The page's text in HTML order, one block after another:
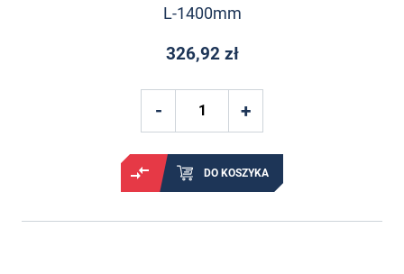
L-1400mm
326,92 zł
DO KOSZYKA